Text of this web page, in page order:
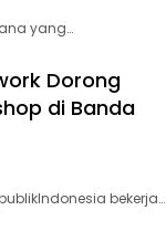
yang…
Dorong
di Banda
bekerja…